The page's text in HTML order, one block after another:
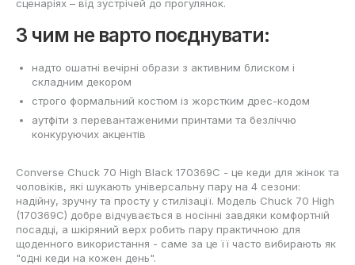
сценаріях – від зустрічей до прогулянок.
З чим не варто поєднувати:
надто ошатні вечірні образи з активним блиском і
складним декором
строго формальний костюм із жорстким дрес-кодом
аутфіти з перевантаженими принтами та безліччю
конкуруючих акцентів
Converse Chuck 70 High Black 170369C - це кеди для жінок та
чоловіків, які шукають універсальну пару на 4 сезони:
надійну, зручну та просту у стилізації. Модель Chuck 70 High
(170369C) добре відчувається в носінні завдяки комфортній
посадці, а шкіряний верх робить пару практичною для
щоденного використання - саме за це її часто вибирають як
"одні кеди на кожен день".